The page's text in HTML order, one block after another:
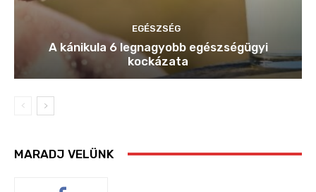
EGÉSZSÉG
A kánikula 6 legnagyobb egészségügyi
kockázata
MARADJ VELÜNK